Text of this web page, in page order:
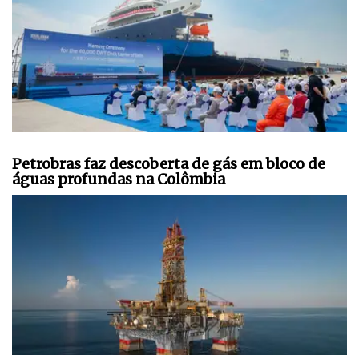
Petrobras faz descoberta de gás em bloco de
águas profundas na Colômbia